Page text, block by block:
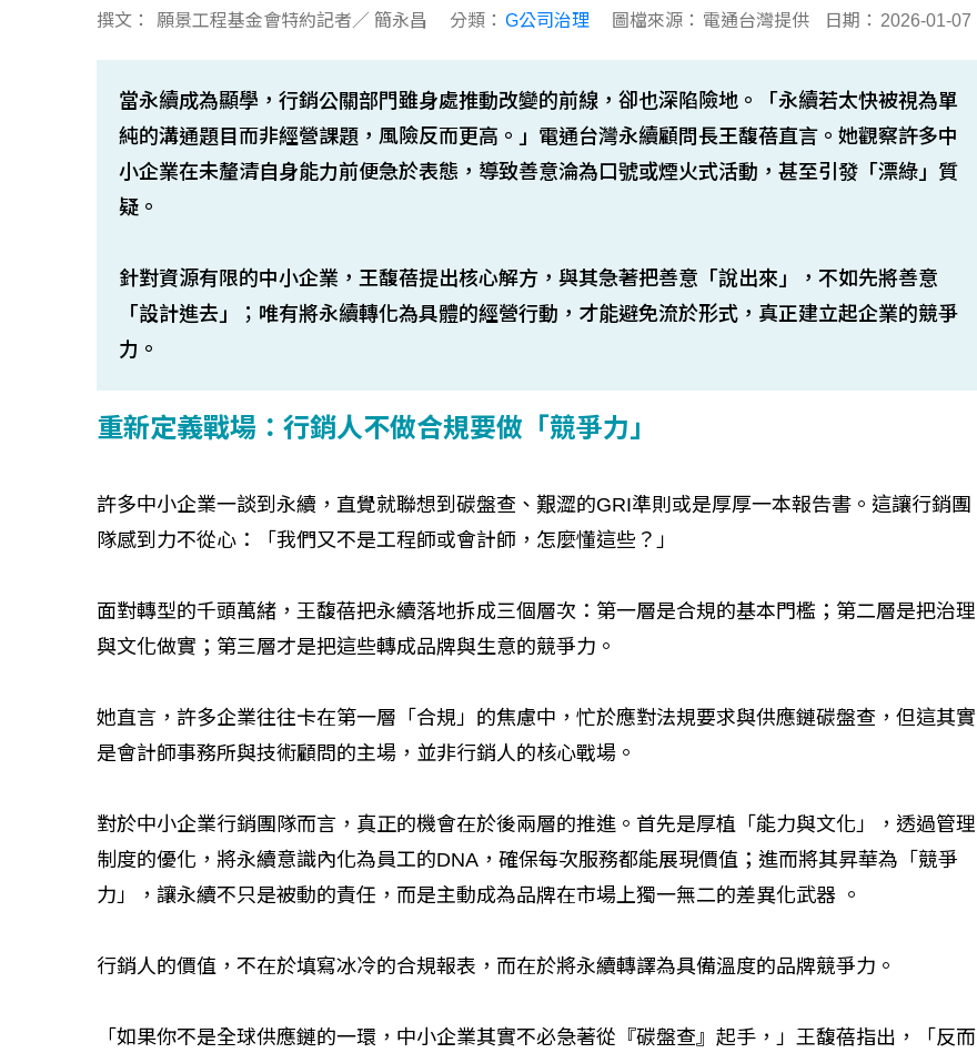
撰文： 願景工程基金會特約記者／ 簡永昌 分類： G公司治理 圖檔來源： 電通台灣提供 日期： 2026-01-07
當永續成為顯學，行銷公關部門雖身處推動改變的前線，卻也深陷險地。「永續若太快被視為單
純的溝通題目而非經營課題，風險反而更高。」電通台灣永續顧問長王馥蓓直言。她觀察許多中
小企業在未釐清自身能力前便急於表態，導致善意淪為口號或煙火式活動，甚至引發「漂綠」質
疑。
針對資源有限的中小企業，王馥蓓提出核心解方，與其急著把善意「說出來」，不如先將善意
「設計進去」；唯有將永續轉化為具體的經營行動，才能避免流於形式，真正建立起企業的競爭
力。
重新定義戰場：行銷人不做合規要做「競爭力」
許多中小企業一談到永續，直覺就聯想到碳盤查、艱澀的GRI準則或是厚厚一本報告書。這讓行銷團
隊感到力不從心：「我們又不是工程師或會計師，怎麼懂這些？」
面對轉型的千頭萬緒，王馥蓓把永續落地拆成三個層次：第一層是合規的基本門檻；第二層是把治理
與文化做實；第三層才是把這些轉成品牌與生意的競爭力。
她直言，許多企業往往卡在第一層「合規」的焦慮中，忙於應對法規要求與供應鏈碳盤查，但這其實
是會計師事務所與技術顧問的主場，並非行銷人的核心戰場。
對於中小企業行銷團隊而言，真正的機會在於後兩層的推進。首先是厚植「能力與文化」，透過管理
制度的優化，將永續意識內化為員工的DNA，確保每次服務都能展現價值；進而將其昇華為「競爭
力」，讓永續不只是被動的責任，而是主動成為品牌在市場上獨一無二的差異化武器 。
行銷人的價值，不在於填寫冰冷的合規報表，而在於將永續轉譯為具備溫度的品牌競爭力。
「如果你不是全球供應鏈的一環，中小企業其實不必急著從『碳盤查』起手，」王馥蓓指出，「反而